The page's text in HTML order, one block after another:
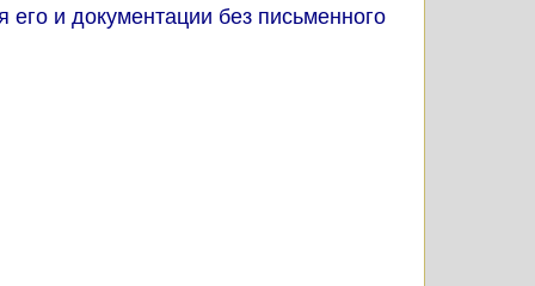
и документации без письменного